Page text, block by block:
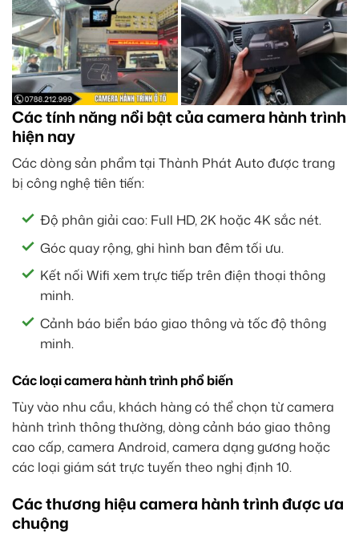
Các tính năng nổi bật của camera hành trình
hiện nay
Các dòng sản phẩm tại Thành Phát Auto được trang
bị công nghệ tiên tiến:
Độ phân giải cao: Full HD, 2K hoặc 4K sắc nét.
Góc quay rộng, ghi hình ban đêm tối ưu.
Kết nối Wifi xem trực tiếp trên điện thoại thông
minh.
Cảnh báo biển báo giao thông và tốc độ thông
minh.
Các loại camera hành trình phổ biến
Tùy vào nhu cầu, khách hàng có thể chọn từ camera
hành trình thông thường, dòng cảnh báo giao thông
cao cấp, camera Android, camera dạng gương hoặc
các loại giám sát trực tuyến theo nghị định 10.
Các thương hiệu camera hành trình được ưa
chuộng